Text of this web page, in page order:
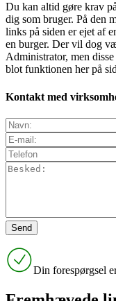
Du kan altid gøre krav
dig som bruger. På den
links på siden er ejet af
en burger. Der vil dog
Administrator, men
blot funktionen her på
Kontakt med
Din forespørgsel